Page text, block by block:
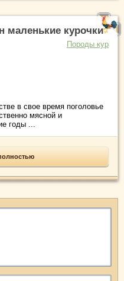
маленькие курочки
Породы кур
в свое время поголовье
мясной и
годы ...